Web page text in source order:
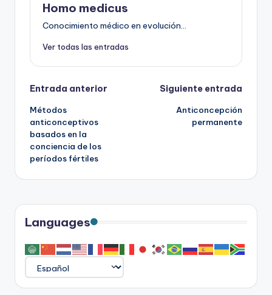
Homo medicus
Conocimiento médico en evolución...
Ver todas las entradas
Navegación
de
entradas
Entrada anterior
Métodos
anticonceptivos
basados en la
conciencia de los
períodos fértiles
Siguiente entrada
Anticoncepción
permanente
Languages